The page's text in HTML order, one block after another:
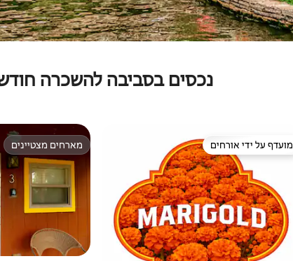
נכסים בסביבה להשכרה
מועדף על ידי אורחים
מועדף על ידי אורחים מארחים מצטיינים
מארחים מצטיינים